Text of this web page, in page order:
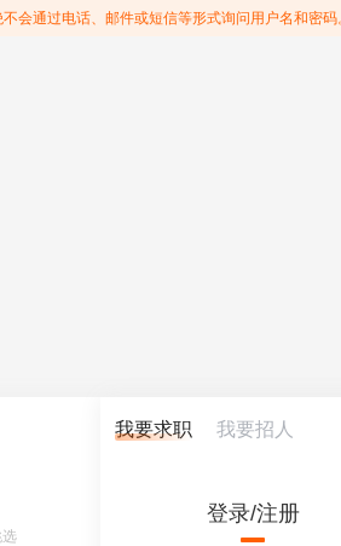
通过电话、邮件或短信等形式询问用户名和密码
我要求职 我要招人
登录/注册